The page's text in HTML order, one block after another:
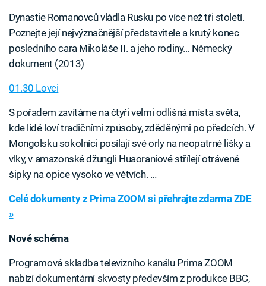
Dynastie Romanovců vládla Rusku po více než tři století.
Poznejte její nejvýznačnější představitele a krutý konec
posledního cara Mikoláše II. a jeho rodiny... Německý
dokument (2013)
01.30 Lovci
S pořadem zavítáme na čtyři velmi odlišná místa světa,
kde lidé loví tradičními způsoby, zděděnými po předcích. V
Mongolsku sokolníci posílají své orly na neopatrné lišky a
vlky, v amazonské džungli Huaoraniové střílejí otrávené
šipky na opice vysoko ve větvích. …
Celé dokumenty z Prima ZOOM si přehrajte zdarma ZDE
»
Nové schéma
Programová skladba televizního kanálu Prima ZOOM
nabízí dokumentární skvosty především z produkce BBC,